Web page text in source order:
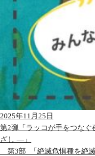
2025年11月25日
第2弾「ラッコが手をつな
ざし ―」
第3部_「絶滅危惧種を絶